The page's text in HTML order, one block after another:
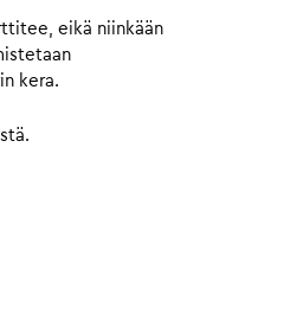
eikä niinkään
kera.